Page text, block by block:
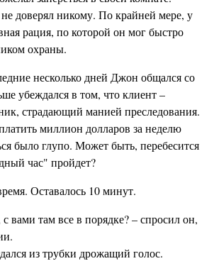
доверял никому. По крайней мере, у
рация, по которой он мог быстро
охраны.
несколько дней Джон общался со
убеждался в том, что клиент –
страдающий манией преследования.
миллион долларов за неделю
было глупо. Может быть, перебесится
час" пройдет?
Оставалось 10 минут.
вами там все в порядке? – спросил он,
из трубки дрожащий голос.